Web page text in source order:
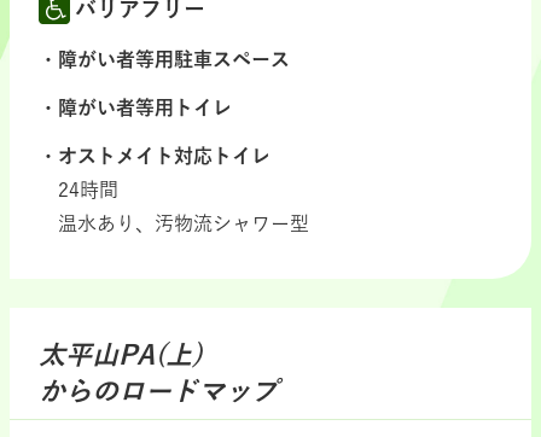
バリアフリー
障がい者等用駐車スペース
障がい者等用トイレ
オストメイト対応トイレ
24時間
温水あり、汚物流シャワー型
太平山PA(上)
からのロードマップ